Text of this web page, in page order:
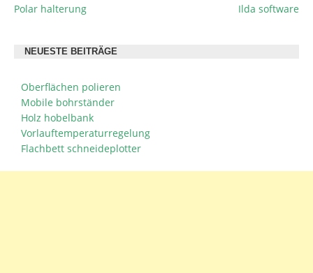
BEITRAGSNAVIGATION
Polar halterung Ilda software
NEUESTE BEITRÄGE
Oberflächen polieren
Mobile bohrständer
Holz hobelbank
Vorlauftemperaturregelung
Flachbett schneideplotter